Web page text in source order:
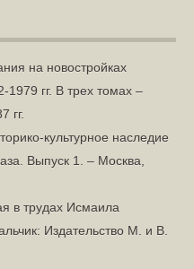
на новостройках
гг. В трех томах –
гг.
культурное наследие
Выпуск 1. – Москва,
в трудах Исмаила
Издательство М. и В.